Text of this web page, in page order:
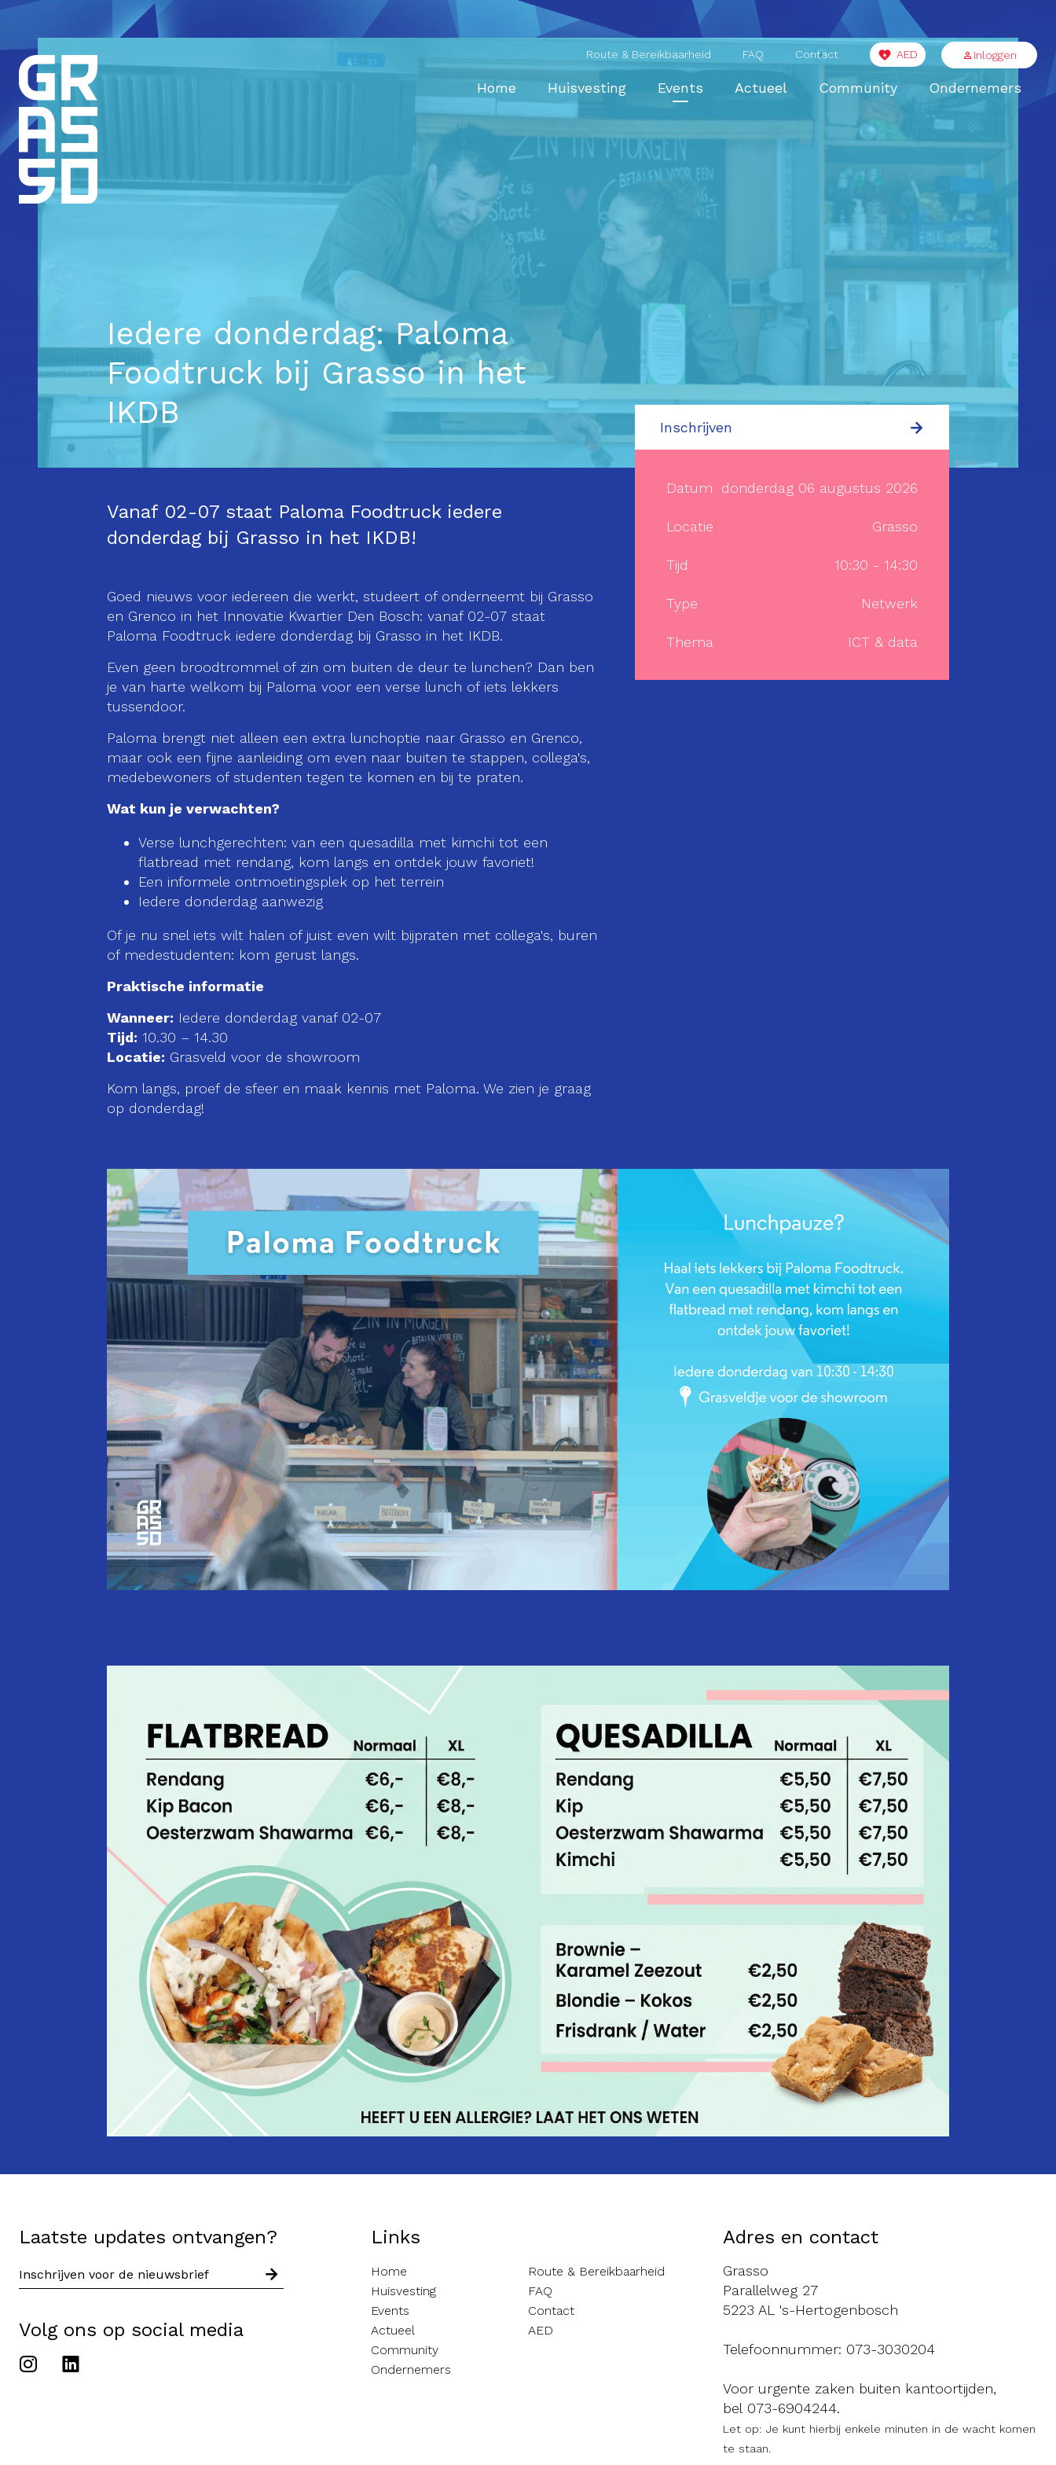
Route & Bereikbaarheid FAQ Contact AED Inloggen
Home Huisvesting Events Actueel Community Ondernemers
Iedere donderdag: Paloma
Foodtruck bij Grasso in het
IKDB
Vanaf 02-07 staat Paloma Foodtruck iedere
donderdag bij Grasso in het IKDB!
Goed nieuws voor iedereen die werkt, studeert of onderneemt bij Grasso
en Grenco in het Innovatie Kwartier Den Bosch: vanaf 02-07 staat
Paloma Foodtruck iedere donderdag bij Grasso in het IKDB.
Even geen broodtrommel of zin om buiten de deur te lunchen? Dan ben
je van harte welkom bij Paloma voor een verse lunch of iets lekkers
tussendoor.
Paloma brengt niet alleen een extra lunchoptie naar Grasso en Grenco,
maar ook een fijne aanleiding om even naar buiten te stappen, collega's,
medebewoners of studenten tegen te komen en bij te praten.
Wat kun je verwachten?
Verse lunchgerechten: van een quesadilla met kimchi tot een
flatbread met rendang, kom langs en ontdek jouw favoriet!
Een informele ontmoetingsplek op het terrein
Iedere donderdag aanwezig
Of je nu snel iets wilt halen of juist even wilt bijpraten met collega's, buren
of medestudenten: kom gerust langs.
Praktische informatie
Wanneer: Iedere donderdag vanaf 02-07
Tijd: 10.30 – 14.30
Locatie: Grasveld voor de showroom
Kom langs, proef de sfeer en maak kennis met Paloma. We zien je graag
op donderdag!
Inschrijven
Datum donderdag 06 augustus 2026
Locatie Grasso
Tijd 10:30 - 14:30
Type Netwerk
Thema ICT & data
Laatste updates ontvangen?
Volg ons op social media
Links
Home
Huisvesting
Events
Actueel
Community
Ondernemers
Route & Bereikbaarheid
FAQ
Contact
AED
Adres en contact
Grasso
Parallelweg 27
5223 AL 's-Hertogenbosch
Telefoonnummer: 073-3030204
Voor urgente zaken buiten kantoortijden,
bel 073-6904244.
Let op: Je kunt hierbij enkele minuten in de wacht komen
te staan.